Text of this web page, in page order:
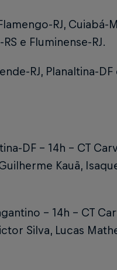
RJ, Cuiabá-
e Fluminense-RJ.
RJ, Planaltina-DF
DF – 14h – CT
Kauã,
– 14h – CT
Silva, Lucas